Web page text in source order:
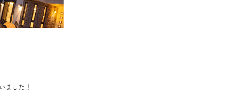
ました！